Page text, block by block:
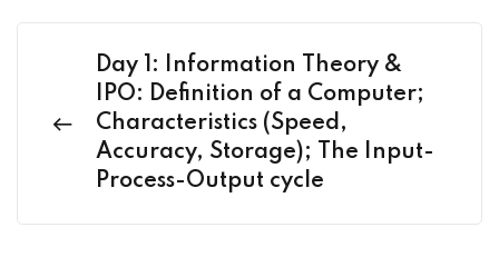
Day 1: Information Theory &
IPO: Definition of a Computer;
Characteristics (Speed,
Accuracy, Storage); The Input-
Process-Output cycle